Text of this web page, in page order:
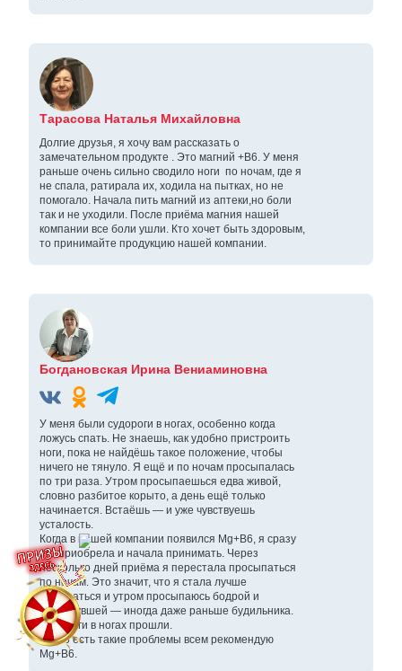
Тарасова Наталья Михайловна
Долгие друзья, я хочу вам рассказать о
замечательном продукте . Это магний +В6. У меня
раньше очень сильно сводило ноги по ночам, где я
не спала, ратирала их, ходила на пытках, но не
помогало. Начала пить магний из аптеки,но боли
так и не уходили. После приёма магния нашей
компании все боли ушли. Кто хочет быть здоровым,
то принимайте продукцию нашей компании.
Богдановская Ирина Вениаминовна
У меня были судороги в ногах, особенно когда
ложусь спать. Не знаешь, как удобно пристроить
ноги, пока не найдёшь такое положение, чтобы
ничего не тянуло. Я ещё и по ночам просыпалась
по три раза. Утром просыпаешься едва живой,
словно разбитое корыто, а день ещё только
начинается. Встаёшь — и уже чувствуешь
усталость.
Когда в нашей компании появился Mg+B6, я сразу
его приобрела и начала принимать. Через
несколько дней приёма я перестала просыпаться
по ночам. Это значит, что я стала лучше
высыпаться и утром просыпаюсь бодрой и
отдохнувшей — иногда даже раньше будильника.
Судороги в ногах прошли.
У кого есть такие проблемы всем рекомендую
Mg+B6.